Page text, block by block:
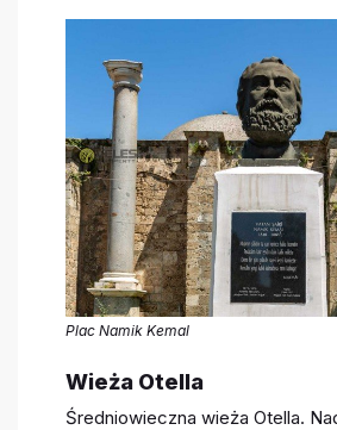
Plac Namik Kemal
Wieża Otella
Średniowieczna wieża Otella.